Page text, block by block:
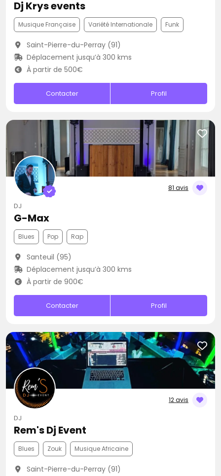
Dj Krys events
Musique Française Variété Internationale Funk
Saint-Pierre-du-Perray (91)
Déplacement jusqu’à 300 kms
À partir de 500€
Contacter Profil
81 avis
DJ
G-Max
Blues Pop Rap
Santeuil (95)
Déplacement jusqu’à 300 kms
À partir de 900€
Contacter Profil
12 avis
DJ
Rem's Dj Event
Blues Zouk Musique Africaine
Saint-Pierre-du-Perray (91)